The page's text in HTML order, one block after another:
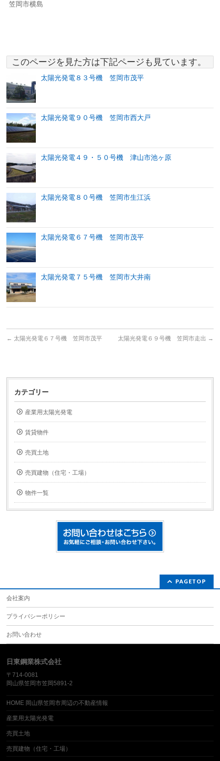
笠岡市横島
このページを見た方は下記ページも見ています。
太陽光発電８３号機 笠岡市茂平
太陽光発電９０号機 笠岡市西大戸
太陽光発電４９・５０号機 津山市池ヶ原
太陽光発電８０号機 笠岡市生江浜
太陽光発電６７号機 笠岡市茂平
太陽光発電７５号機 笠岡市大井南
← 太陽光発電６７号機 笠岡市茂平 太陽光発電６９号機 笠岡市走出 →
カテゴリー
産業用太陽光発電
賃貸物件
売買土地
売買建物（住宅・工場）
物件一覧
PAGETOP
会社案内
プライバシーポリシー
お問い合わせ
日東鋼業株式会社
〒714-0081
岡山県笠岡市笠岡5891-2
HOME 岡山県笠岡市周辺の不動産情報
産業用太陽光発電
売買土地
売買建物（住宅・工場）